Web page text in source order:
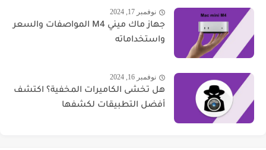
نوفمبر 17, 2024
جهاز ماك ميني M4 المواصفات والسعر
واستخداماته
نوفمبر 16, 2024
هل تخشى الكاميرات المخفية؟ اكتشف
أفضل التطبيقات لكشفها